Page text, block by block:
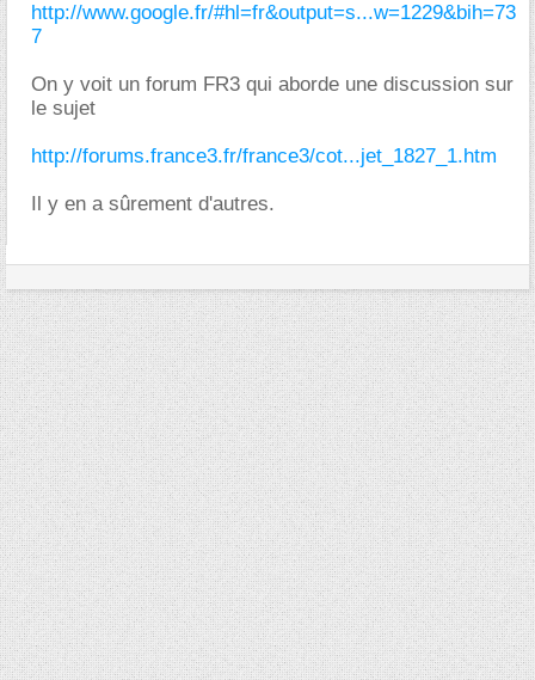
http://www.google.fr/#hl=fr&output=s...w=1229&bih=73
7
On y voit un forum FR3 qui aborde une discussion sur
le sujet
http://forums.france3.fr/france3/cot...jet_1827_1.htm
Il y en a sûrement d'autres.